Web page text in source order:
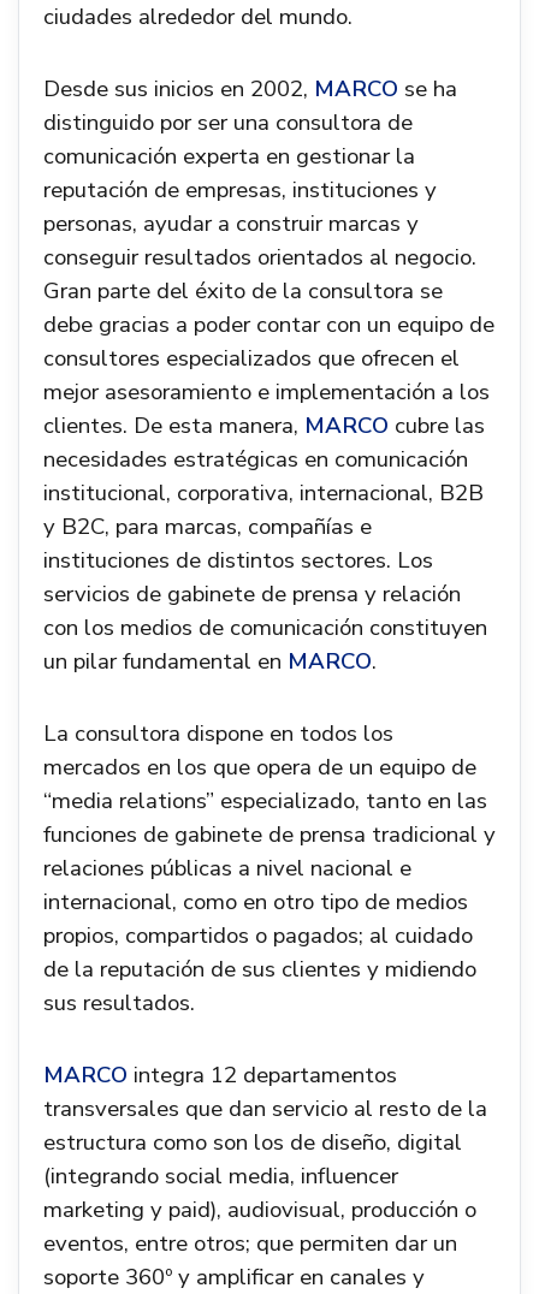
ciudades alrededor del mundo.
Desde sus inicios en 2002, MARCO se ha
distinguido por ser una consultora de
comunicación experta en gestionar la
reputación de empresas, instituciones y
personas, ayudar a construir marcas y
conseguir resultados orientados al negocio.
Gran parte del éxito de la consultora se
debe gracias a poder contar con un equipo de
consultores especializados que ofrecen el
mejor asesoramiento e implementación a los
clientes. De esta manera, MARCO cubre las
necesidades estratégicas en comunicación
institucional, corporativa, internacional, B2B
y B2C, para marcas, compañías e
instituciones de distintos sectores. Los
servicios de gabinete de prensa y relación
con los medios de comunicación constituyen
un pilar fundamental en MARCO.
La consultora dispone en todos los
mercados en los que opera de un equipo de
“media relations” especializado, tanto en las
funciones de gabinete de prensa tradicional y
relaciones públicas a nivel nacional e
internacional, como en otro tipo de medios
propios, compartidos o pagados; al cuidado
de la reputación de sus clientes y midiendo
sus resultados.
MARCO integra 12 departamentos
transversales que dan servicio al resto de la
estructura como son los de diseño, digital
(integrando social media, influencer
marketing y paid), audiovisual, producción o
eventos, entre otros; que permiten dar un
soporte 360º y amplificar en canales y